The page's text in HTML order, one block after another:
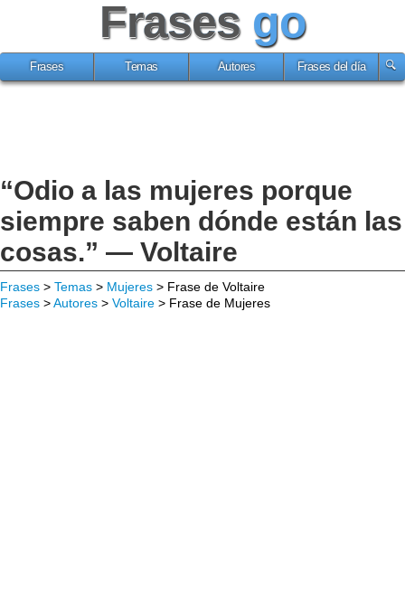
Frases go
Frases Temas Autores Frases del día
“Odio a las mujeres porque
siempre saben dónde están las
cosas.” — Voltaire
Frases > Temas > Mujeres > Frase de Voltaire
Frases >Autores > Voltaire > Frase de Mujeres